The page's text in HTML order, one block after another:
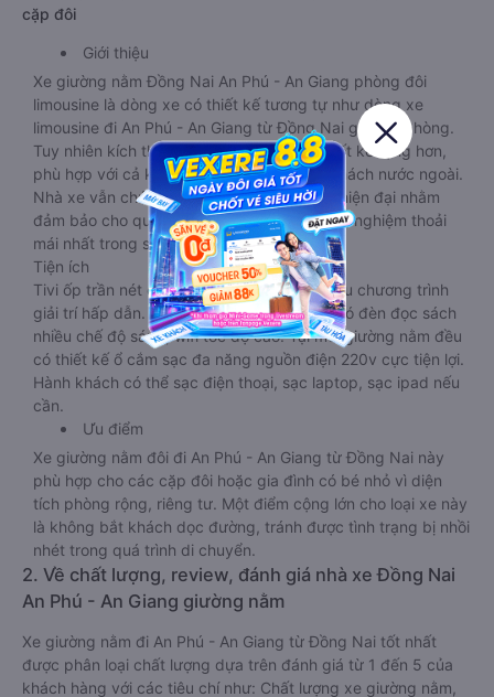
trọng, dịch vụ cung cấp cho hành khách luôn ở mức tốt
nhất.
d. Xe giường nằm đi An Phú - An Giang từ Đồng Nai cho các
cặp đôi
Giới thiệu
Xe giường nằm Đồng Nai An Phú - An Giang phòng đôi
limousine là dòng xe có thiết kế tương tự như dòng xe
limousine đi An Phú - An Giang từ Đồng Nai giường phòng.
Tuy nhiên kích thước giường nằm được thiết kế rộng hơn,
phù hợp với cả khách hàng Việt Nam lẫn khách nước ngoài.
Nhà xe vẫn chú trọng trang bị các thiết bị hiện đại nhằm
đảm bảo cho quý khách hàng có những trải nghiệm thoải
mái nhất trong suốt chuyến đi.
Tiện ích
Tivi ốp trần nét cứng, đầu HD tích hợp nhiều chương trình
giải trí hấp dẫn. Trong phòng có tai nghe, có đèn đọc sách
nhiều chế độ sáng, wifi tốc độ cao. Tại mỗi giường nằm đều
có thiết kế ổ cắm sạc đa năng nguồn điện 220v cực tiện lợi.
Hành khách có thể sạc điện thoại, sạc laptop, sạc ipad nếu
cần.
Ưu điểm
Xe giường nằm đôi đi An Phú - An Giang từ Đồng Nai này
phù hợp cho các cặp đôi hoặc gia đình có bé nhỏ vì diện
tích phòng rộng, riêng tư. Một điểm cộng lớn cho loại xe này
là không bắt khách dọc đường, tránh được tình trạng bị nhồi
2. Về chất lượng, review, đánh giá nhà xe Đồng Nai
An Phú - An Giang giường nằm